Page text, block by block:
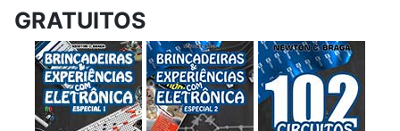
GRATUITOS